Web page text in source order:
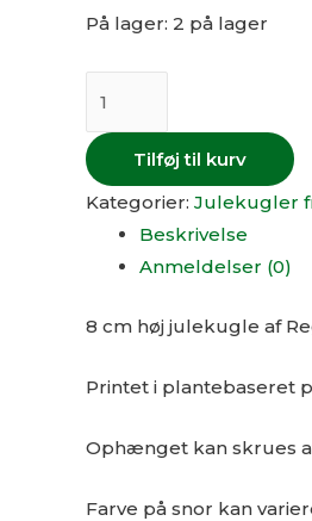
På lager: 2 på lager
Tilføj til kurv
Kategorier: Julekugler
Beskrivelse
Anmeldelser (0)
8 cm høj julekugle af
Printet i plantebaseret
Ophænget kan skrues
Farve på snor kan